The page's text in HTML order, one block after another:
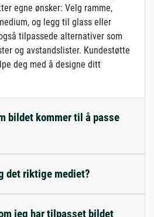
egne ønsker: Velg ramme,
og legg til glass eller
tilpassede alternativer som
og avstandslister. Kundestøtte
deg med å designe ditt
bildet kommer til å passe
det riktige mediet?
jeg har tilpasset bildet